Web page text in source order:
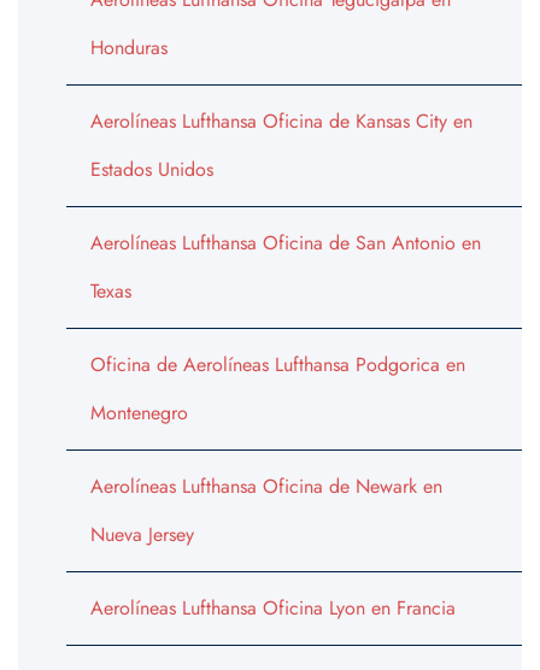
Honduras
Aerolíneas Lufthansa Oficina de Kansas City en
Estados Unidos
Aerolíneas Lufthansa Oficina de San Antonio en
Texas
Oficina de Aerolíneas Lufthansa Podgorica en
Montenegro
Aerolíneas Lufthansa Oficina de Newark en
Nueva Jersey
Aerolíneas Lufthansa Oficina Lyon en Francia